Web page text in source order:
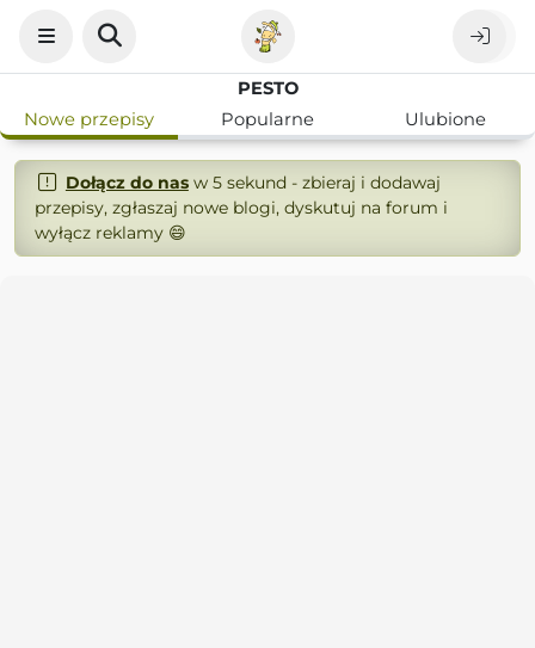
PESTO
Nowe przepisy
Popularne Ulubione
Dołącz do nasw 5 sekund - zbieraj i dodawaj
przepisy, zgłaszaj nowe blogi, dyskutuj na forum i
wyłącz reklamy 😄